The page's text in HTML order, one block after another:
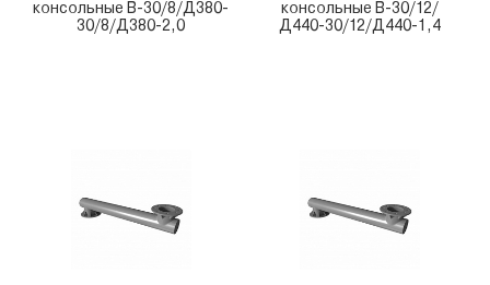
консольные В-30/8/Д380-
30/8/Д380-2,0
консольные В-30/12/
Д440-30/12/Д440-1,4